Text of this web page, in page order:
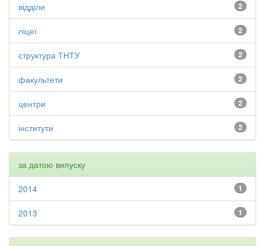
2
відділи
2
ліцеї
2
структура ТНТУ
2
факультети
2
центри
2
інститути
за датою випуску
1
2014
1
2013